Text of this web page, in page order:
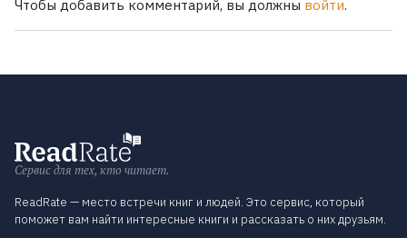
Чтобы добавить комментарий, вы должны войти.
Сервис для тех, кто читает.
ReadRate — место встречи книг и людей. Это сервис, который
поможет вам найти интересные книги и рассказать о них друзьям.